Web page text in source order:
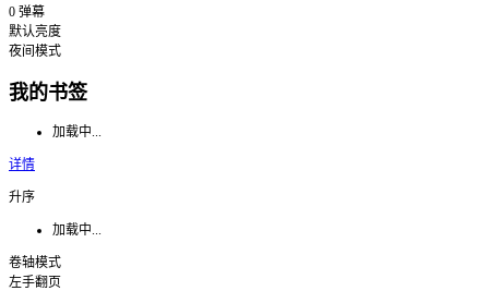
0 弹幕
默认亮度
夜间模式
我的书签
加载中...
详情
升序
加载中...
卷轴模式
左手翻页